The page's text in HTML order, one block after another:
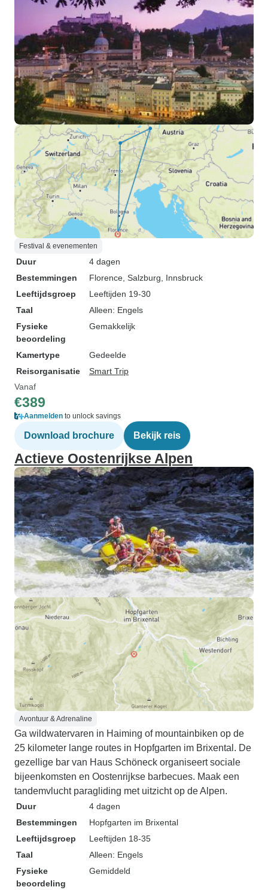
Festival & evenementen
Duur
4 dagen
Bestemmingen
Florence , Salzburg , Innsbruck
Leeftijdsgroep
Leeftijden 19-30
Taal
Alleen: Engels
Fysieke
beoordeling
Gemakkelijk
Kamertype
Gedeelde
Reisorganisatie
Smart Trip
Vanaf
€389
Aanmelden to unlock savings
Download brochure Bekijk reis
Actieve Oostenrijkse Alpen
Avontuur & Adrenaline
Ga wildwatervaren in Haiming of mountainbiken op de
25 kilometer lange routes in Hopfgarten im Brixental. De
gezellige bar van Haus Schöneck organiseert sociale
bijeenkomsten en Oostenrijkse barbecues. Maak een
tandemvlucht paragliding met uitzicht op de Alpen.
Duur
4 dagen
Bestemmingen
Hopfgarten im Brixental
Leeftijdsgroep
Leeftijden 18-35
Taal
Alleen: Engels
Fysieke
beoordeling
Gemiddeld